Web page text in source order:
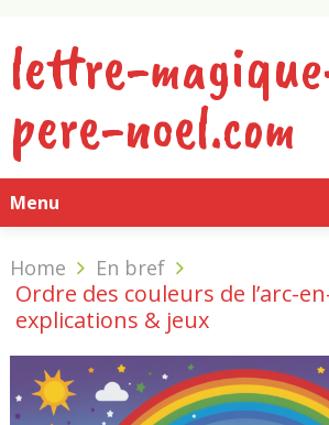
lettre-
pere-noel.com
Menu
Home En bref
Ordre des couleurs de l’arc-
explications & jeux